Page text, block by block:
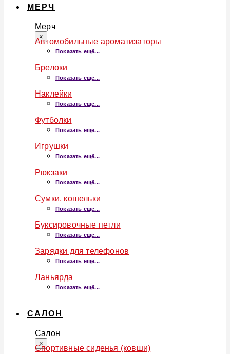
МЕРЧ
Мерч
×
Автомобильные ароматизаторы
Показать ещё...
Брелоки
Показать ещё...
Наклейки
Показать ещё...
Футболки
Показать ещё...
Игрушки
Показать ещё...
Рюкзаки
Показать ещё...
Сумки, кошельки
Показать ещё...
Буксировочные петли
Показать ещё...
Зарядки для телефонов
Показать ещё...
Ланьярда
Показать ещё...
САЛОН
Салон
×
Спортивные сиденья (ковши)